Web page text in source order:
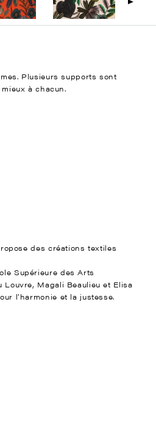
Plusieurs supports sont
à chacun.
des créations textiles
Supérieure des Arts
Louvre, Magali Beaulieu et Elisa
l’harmonie et la justesse.